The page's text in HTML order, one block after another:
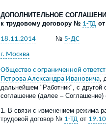
ДОПОЛНИТЕЛЬНОЕ
к трудовому договору № 1-ТД от
18.11.2014 № 5-ДС
г. Москва
Общество с ограниченной
Петрова Александра Ивановича
дальнейшем "Работник", с
соглашение (далее –
1. В связи с изменением режима
трудовой договор № 1-ТД от